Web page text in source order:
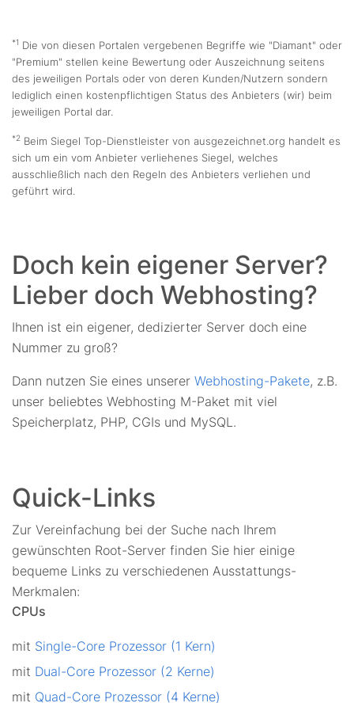
*1 Die von diesen Portalen vergebenen Begriffe wie "Diamant" oder
"Premium" stellen keine Bewertung oder Auszeichnung seitens
des jeweiligen Portals oder von deren Kunden/Nutzern sondern
lediglich einen kostenpflichtigen Status des Anbieters (wir) beim
jeweiligen Portal dar.
*2 Beim Siegel Top-Dienstleister von ausgezeichnet.org handelt es
sich um ein vom Anbieter verliehenes Siegel, welches
ausschließlich nach den Regeln des Anbieters verliehen und
geführt wird.
Doch kein eigener Server?
Lieber doch Webhosting?
Ihnen ist ein eigener, dedizierter Server doch eine
Nummer zu groß?
Dann nutzen Sie eines unserer Webhosting-Pakete, z.B.
unser beliebtes Webhosting M-Paket mit viel
Speicherplatz, PHP, CGIs und MySQL.
Quick-Links
Zur Vereinfachung bei der Suche nach Ihrem
gewünschten Root-Server finden Sie hier einige
bequeme Links zu verschiedenen Ausstattungs-
Merkmalen:
CPUs
mit Single-Core Prozessor (1 Kern)
mit Dual-Core Prozessor (2 Kerne)
mit Quad-Core Prozessor (4 Kerne)